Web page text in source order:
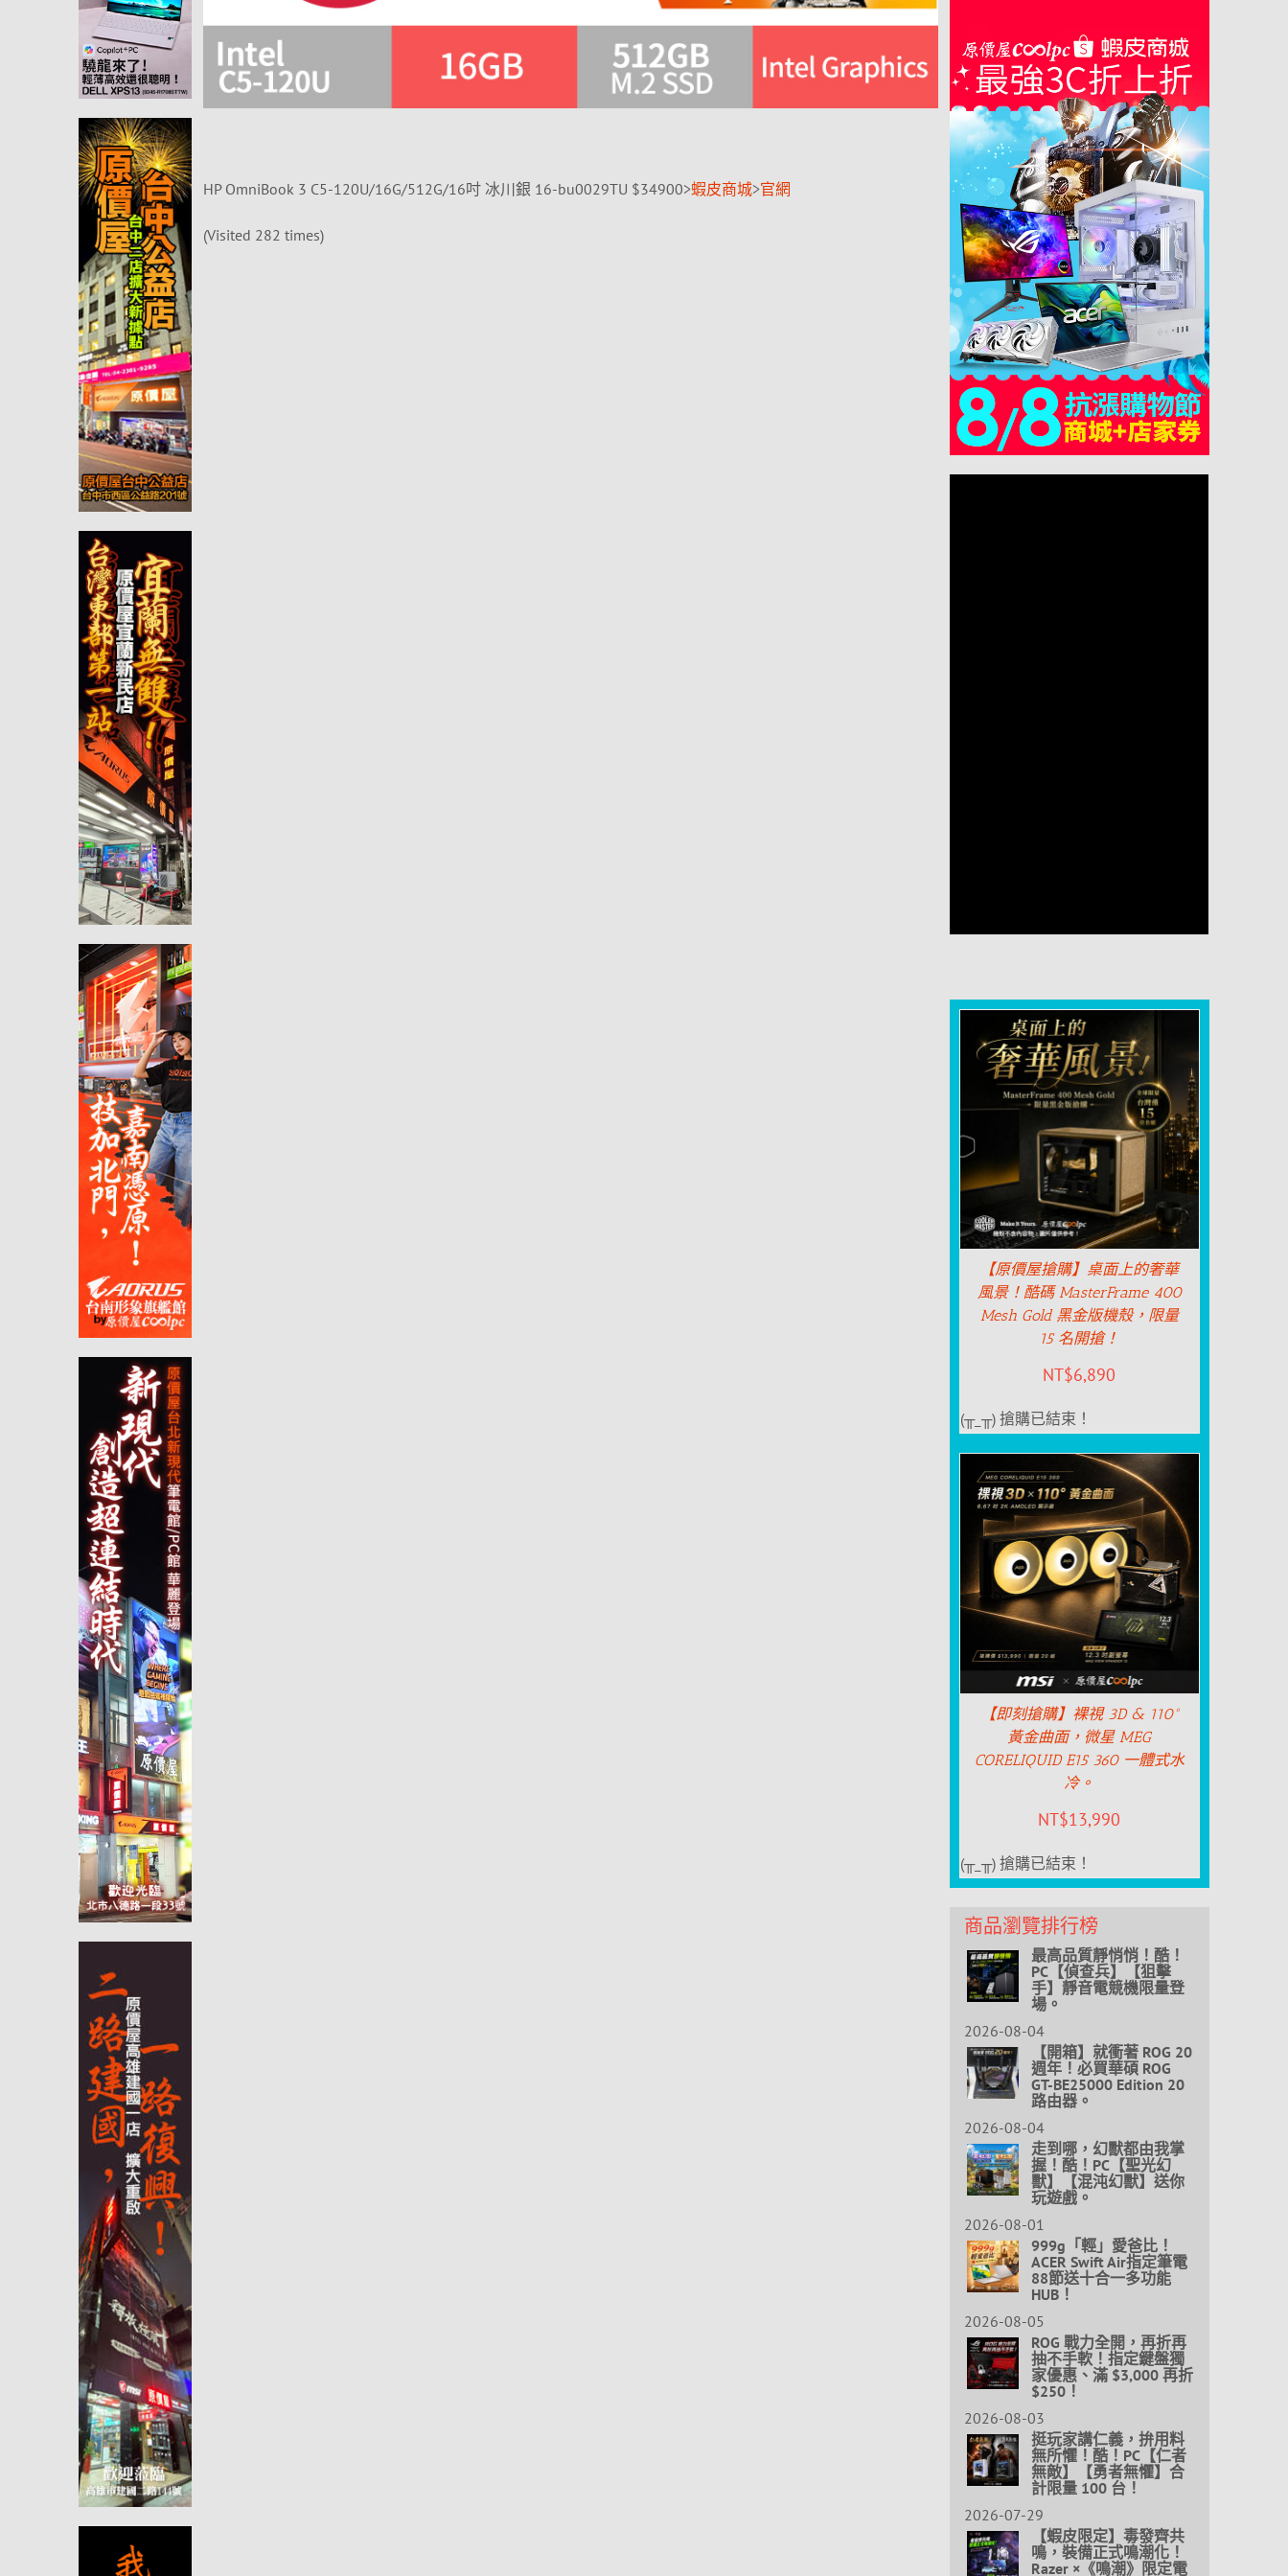
HP OmniBook 3 C5-120U/16G/512G/16吋 冰川銀 16-bu0029TU $34900>蝦皮商城>官網
(Visited 282 times)
【原價屋搶購】桌面上的奢華
風景！酷碼 MasterFrame 400
Mesh Gold 黑金版機殼，限量
15 名開搶！
NT$6,890
(╥_╥) 搶購已結束！
【即刻搶購】裸視 3D & 110°
黃金曲面，微星 MEG
CORELIQUID E15 360 一體式水
冷。
NT$13,990
(╥_╥) 搶購已結束！
商品瀏覽排行榜
最高品質靜悄悄！酷！
PC【偵查兵】【狙擊
手】靜音電競機限量登
場。
2026-08-04
【開箱】就衝著 ROG 20
週年！必買華碩 ROG
GT-BE25000 Edition 20
路由器。
2026-08-04
走到哪，幻獸都由我掌
握！酷！PC【聖光幻
獸】【混沌幻獸】送你
玩遊戲。
2026-08-01
999g「輕」愛爸比！
ACER Swift Air指定筆電
88節送十合一多功能
HUB！
2026-08-05
ROG 戰力全開，再折再
抽不手軟！指定鍵盤獨
家優惠、滿 $3,000 再折
$250！
2026-08-03
挺玩家講仁義，拚用料
無所懼！酷！PC【仁者
無敵】【勇者無懼】合
計限量 100 台！
2026-07-29
【蝦皮限定】毒發齊共
鳴，裝備正式鳴潮化！
Razer ×《鳴潮》限定電